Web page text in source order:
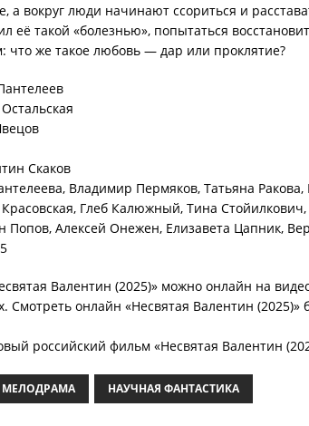
а вокруг люди начинают ссориться и
её такой «болезнью», попытаться
что же такое любовь — дар или проклятие?
Скаков
Владимир Пермяков, Татьяна
Глеб Калюжный, Тина
Попов, Алексей Онежен, Елизавета Цапник,
Валентин (2025)» можно онлайн на
Смотреть онлайн «Несвятая Валентин
российский фильм «Несвятая Валентин
МЕЛОДРАМА НАУЧНАЯ ФАНТАСТИКА